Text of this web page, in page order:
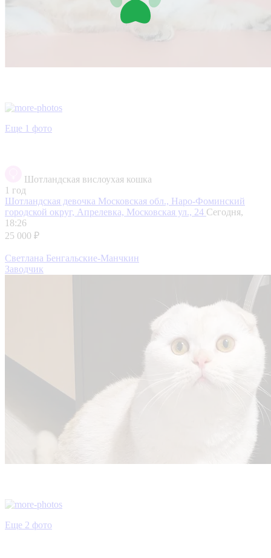
Еще 1 фото
Шотландская вислоухая кошка
1 год
Шотландская девочка Московская обл., Наро-Фоминский
городской округ, Апрелевка, Московская ул., 24 Сегодня,
18:26
25 000 ₽
Светлана Бенгальские-Манчкин
Заводчик
Еще 2 фото